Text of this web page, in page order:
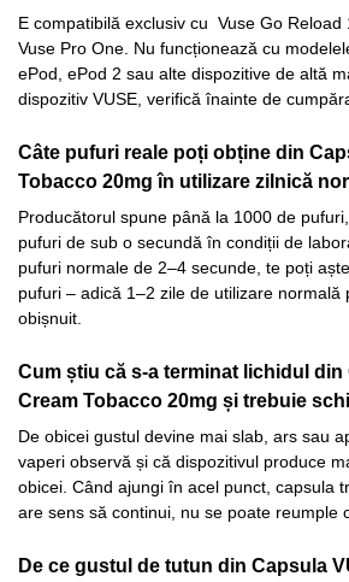
E compatibilă exclusiv cu Vuse Go Reload
Vuse Pro One. Nu funcționează cu
ePod, ePod 2 sau alte dispozitive de altă
dispozitiv VUSE, verifică înainte de
Câte pufuri reale poți obține din
Tobacco 20mg în utilizare zilnică
Producătorul spune până la 1000 de
pufuri de sub o secundă în condiții de
pufuri normale de 2–4 secunde, te poți
pufuri – adică 1–2 zile de utilizare normală
obișnuit.
Cum știu că s-a terminat lichidul din
Cream Tobacco 20mg și trebuie
De obicei gustul devine mai slab, ars sau
vaperi observă și că dispozitivul produce
obicei. Când ajungi în acel punct, capsula
are sens să continui, nu se poate reumple
De ce gustul de tutun din Capsula